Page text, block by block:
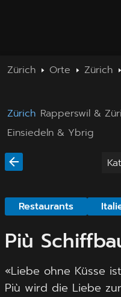
Zürich Orte Zürich
Zürich Rapperswil &
Einsiedeln & Ybrig
Restaurants
Più
«Liebe ohne Küsse
Più wird die Liebe